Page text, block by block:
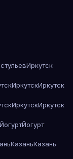
Иркутск
ИркутскИркутск
ИркутскИркутск
ЙогуртЙогурт
КазаньКазань